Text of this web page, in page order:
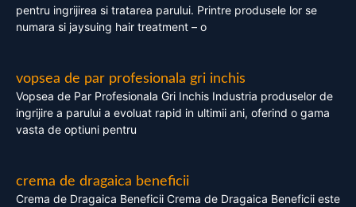
pentru ingrijirea si tratarea parului. Printre produsele lor se
numara si jaysuing hair treatment – o
vopsea de par profesionala gri inchis
Vopsea de Par Profesionala Gri Inchis Industria produselor de
ingrijire a parului a evoluat rapid in ultimii ani, oferind o gama
vasta de optiuni pentru
crema de dragaica beneficii
Crema de Dragaica Beneficii Crema de Dragaica Beneficii este